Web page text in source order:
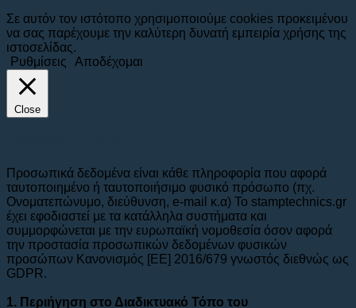
Σε αυτόν τον ιστότοπο χρησιμοποιούμε cookies προκειμένου
να σας παρέχουμε την καλύτερη δυνατή εμπειρία χρήσης της
ιστοσελίδας.
Ρυθμίσεις
Αποδέχομαι
Close
Προσωπικά δεδομένα είναι κάθε πληροφορία που αφορά
ταυτοποιημένο ή ταυτοποιήσιμο φυσικό πρόσωπο (πχ.
Ονοματεπώνυμο, διεύθυνση, e-mail κ.α) To stamptechnics.gr
έχει εφοδιαστεί με τα κατάλληλα συστήματα και
συμμορφώνεται με την ευρωπαϊκή νομοθεσία όσον αφορά
την προστασία προσωπικών δεδομένων φυσικών
προσώπων Κανονισμός [ΕΕ] 2016/679 γνωστός διεθνώς ως
GDPR.
1. Περιήγηση στο Διαδικτυακό Τόπο του